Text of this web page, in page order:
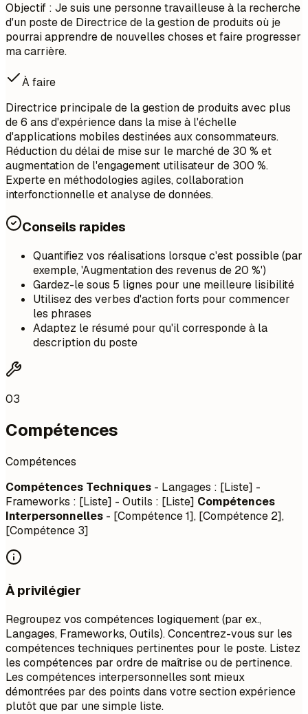
Objectif : Je suis une personne travailleuse à la recherche
d'un poste de Directrice de la gestion de produits où je
pourrai apprendre de nouvelles choses et faire progresser
ma carrière.
À faire
Directrice principale de la gestion de produits avec plus
de 6 ans d'expérience dans la mise à l'échelle
d'applications mobiles destinées aux consommateurs.
Réduction du délai de mise sur le marché de 30 % et
augmentation de l'engagement utilisateur de 300 %.
Experte en méthodologies agiles, collaboration
interfonctionnelle et analyse de données.
Conseils rapides
Quantifiez vos réalisations lorsque c'est possible (par
exemple, 'Augmentation des revenus de 20 %')
Gardez-le sous 5 lignes pour une meilleure lisibilité
Utilisez des verbes d'action forts pour commencer
les phrases
Adaptez le résumé pour qu'il corresponde à la
description du poste
03
Compétences
Compétences
Compétences Techniques - Langages : [Liste] -
Frameworks : [Liste] - Outils : [Liste] Compétences
Interpersonnelles - [Compétence 1], [Compétence 2],
[Compétence 3]
À privilégier
Regroupez vos compétences logiquement (par ex.,
Langages, Frameworks, Outils). Concentrez-vous sur les
compétences techniques pertinentes pour le poste. Listez
les compétences par ordre de maîtrise ou de pertinence.
Les compétences interpersonnelles sont mieux
démontrées par des points dans votre section expérience
plutôt que par une simple liste.